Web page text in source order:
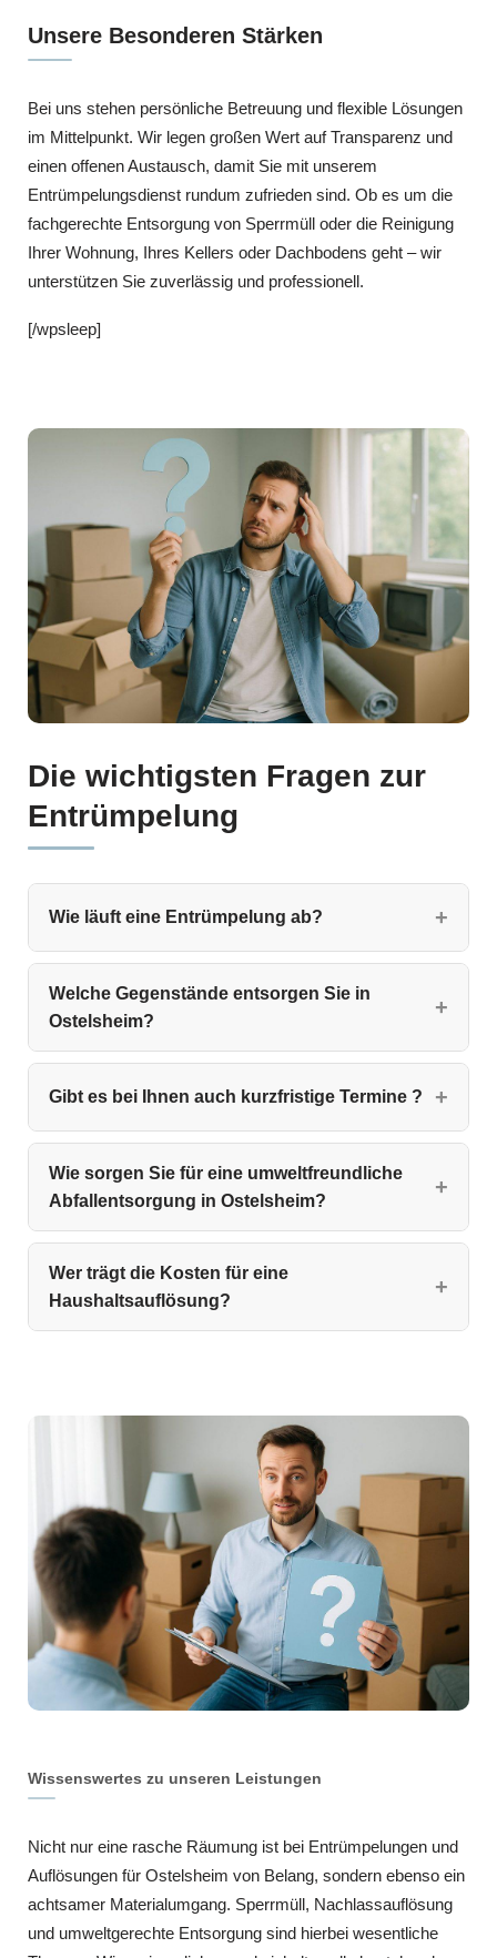
Unsere Besonderen Stärken
Bei uns stehen persönliche Betreuung und flexible Lösungen
im Mittelpunkt. Wir legen großen Wert auf Transparenz und
einen offenen Austausch, damit Sie mit unserem
Entrümpelungsdienst rundum zufrieden sind. Ob es um die
fachgerechte Entsorgung von Sperrmüll oder die Reinigung
Ihrer Wohnung, Ihres Kellers oder Dachbodens geht – wir
unterstützen Sie zuverlässig und professionell.
[/wpsleep]
Die wichtigsten Fragen zur
Entrümpelung
Wie läuft eine Entrümpelung ab?
Welche Gegenstände entsorgen Sie in
Ostelsheim?
Gibt es bei Ihnen auch kurzfristige Termine ?
Wie sorgen Sie für eine umweltfreundliche
Abfallentsorgung in Ostelsheim?
Wer trägt die Kosten für eine
Haushaltsauflösung?
Wissenswertes zu unseren Leistungen
Nicht nur eine rasche Räumung ist bei Entrümpelungen und
Auflösungen für Ostelsheim von Belang, sondern ebenso ein
achtsamer Materialumgang. Sperrmüll, Nachlassauflösung
und umweltgerechte Entsorgung sind hierbei wesentliche